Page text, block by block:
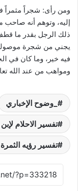
ومن رأى: شجراً مثمراً
إليه، وتوهم أنه
ذلك الرجل بقدر ما
يجني من شجرة
فيه خير، وما كان في
ومواهب من عند الله
_وضوح الإخباري
تفسير الاحلام
تفسير رؤيه